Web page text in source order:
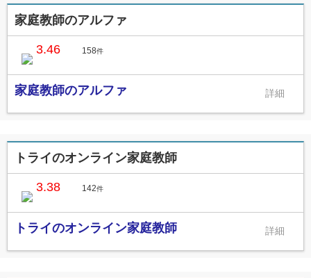
家庭教師のアルファ
3.46 158件
家庭教師のアルファ
トライのオンライン家庭教師
3.38 142件
トライのオンライン家庭教師